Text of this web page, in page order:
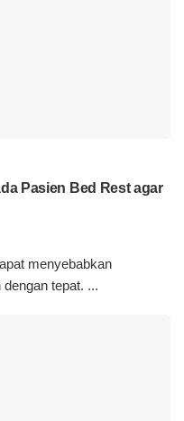
Pasien Bed Rest agar
menyebabkan
tepat. ...